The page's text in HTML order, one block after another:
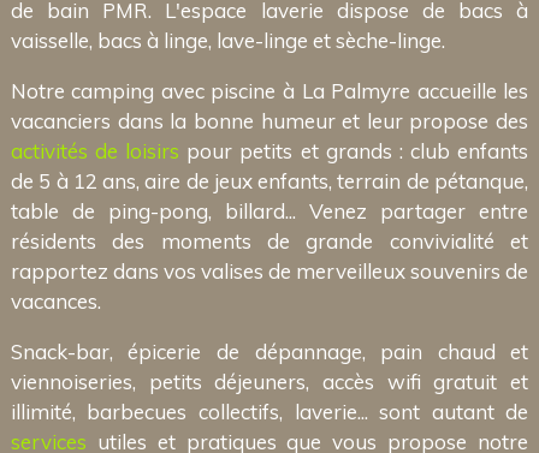
de bain PMR. L'espace laverie dispose de bacs à
vaisselle, bacs à linge, lave-linge et sèche-linge.
Notre camping avec piscine à La Palmyre accueille les
vacanciers dans la bonne humeur et leur propose des
activités de loisirs pour petits et grands : club enfants
de 5 à 12 ans, aire de jeux enfants, terrain de pétanque,
table de ping-pong, billard... Venez partager entre
résidents des moments de grande convivialité et
rapportez dans vos valises de merveilleux souvenirs de
vacances.
Snack-bar, épicerie de dépannage, pain chaud et
viennoiseries, petits déjeuners, accès wifi gratuit et
illimité, barbecues collectifs, laverie... sont autant de
services utiles et pratiques que vous propose notre